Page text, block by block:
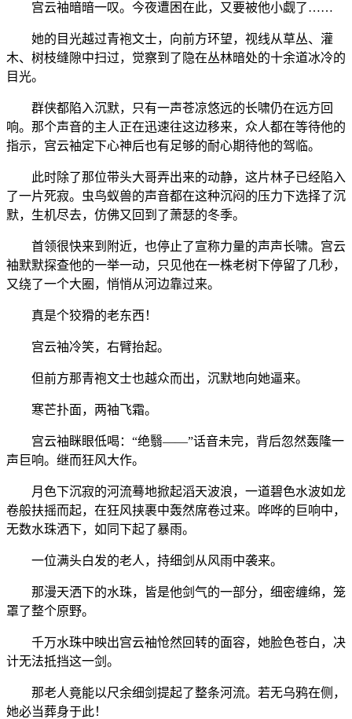
宫云袖暗暗一叹。今夜遭困在此，又要被他小觑了……
她的目光越过青袍文士，向前方环望，视线从草丛、灌
木、树枝缝隙中扫过，觉察到了隐在丛林暗处的十余道冰冷的
目光。
群侠都陷入沉默，只有一声苍凉悠远的长啸仍在远方回
响。那个声音的主人正在迅速往这边移来，众人都在等待他的
指示，宫云袖定下心神后也有足够的耐心期待他的驾临。
此时除了那位带头大哥弄出来的动静，这片林子已经陷入
了一片死寂。虫鸟蚁兽的声音都在这种沉闷的压力下选择了沉
默，生机尽去，仿佛又回到了萧瑟的冬季。
首领很快来到附近，也停止了宣称力量的声声长啸。宫云
袖默默探查他的一举一动，只见他在一株老树下停留了几秒，
又绕了一个大圈，悄悄从河边靠过来。
真是个狡猾的老东西！
宫云袖冷笑，右臂抬起。
但前方那青袍文士也越众而出，沉默地向她逼来。
寒芒扑面，两袖飞霜。
宫云袖眯眼低喝：“绝翳——”话音未完，背后忽然轰隆一
声巨响。继而狂风大作。
月色下沉寂的河流蓦地掀起滔天波浪，一道碧色水波如龙
卷般扶摇而起，在狂风挟裹中轰然席卷过来。哗哗的巨响中，
无数水珠洒下，如同下起了暴雨。
一位满头白发的老人，持细剑从风雨中袭来。
那漫天洒下的水珠，皆是他剑气的一部分，细密缠绵，笼
罩了整个原野。
千万水珠中映出宫云袖怆然回转的面容，她脸色苍白，决
计无法抵挡这一剑。
那老人竟能以尺余细剑提起了整条河流。若无乌鸦在侧，
她必当葬身于此！